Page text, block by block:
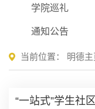
学院巡礼
通知公告
当前位置： 明德主
“一站式”学生社